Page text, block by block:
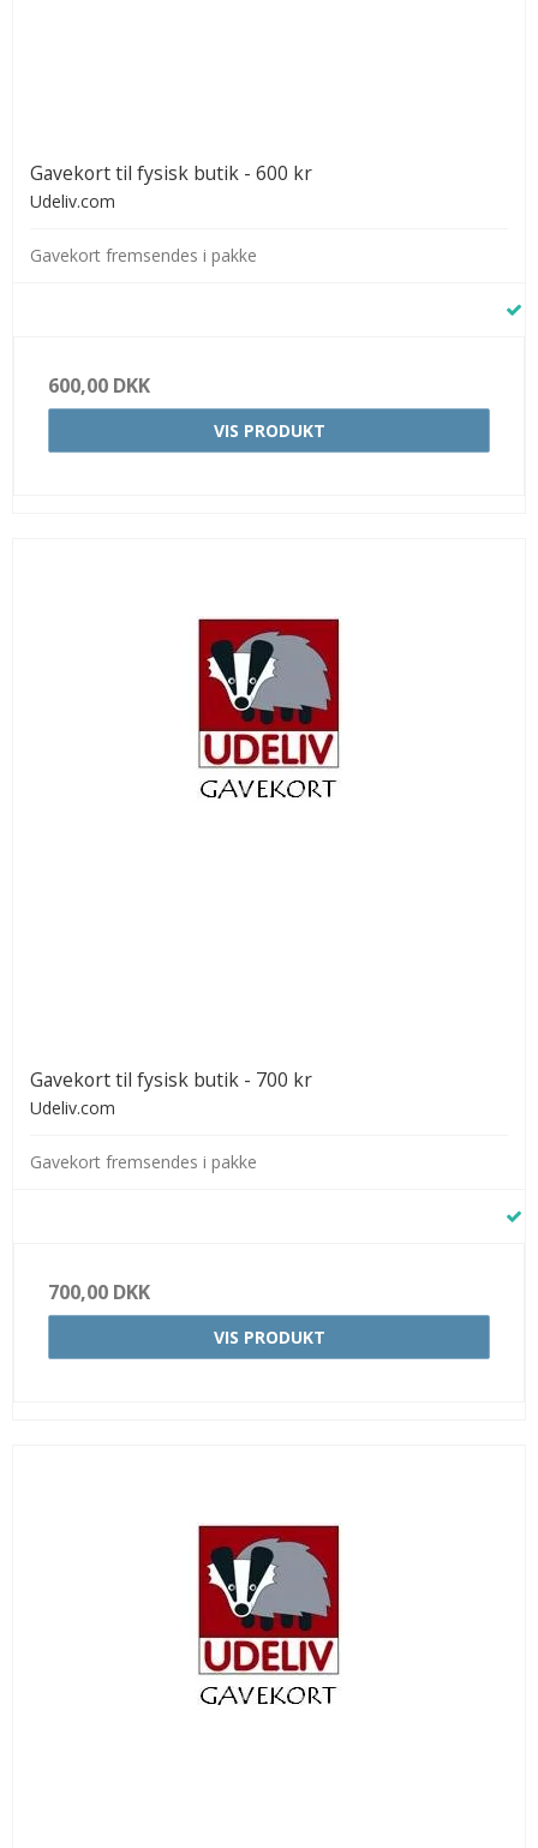
Gavekort til fysisk butik - 600 kr
Udeliv.com
Gavekort fremsendes i pakke
600,00 DKK
VIS PRODUKT
Gavekort til fysisk butik - 700 kr
Udeliv.com
Gavekort fremsendes i pakke
700,00 DKK
VIS PRODUKT